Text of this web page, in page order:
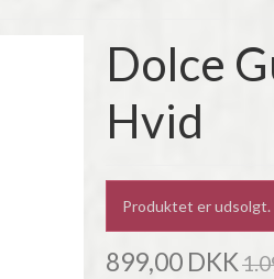
Dolce
Hvid
Produktet er udsolgt.
899,00 DKK